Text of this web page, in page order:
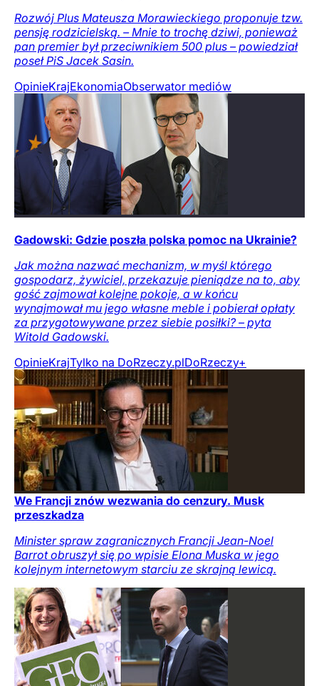
Rozwój Plus Mateusza Morawieckiego proponuje tzw.
pensję rodzicielską. – Mnie to trochę dziwi, ponieważ
pan premier był przeciwnikiem 500 plus – powiedział
poseł PiS Jacek Sasin.
OpinieKrajEkonomiaObserwator mediów
Gadowski: Gdzie poszła polska pomoc na Ukrainie?
Jak można nazwać mechanizm, w myśl którego
gospodarz, żywiciel, przekazuje pieniądze na to, aby
gość zajmował kolejne pokoje, a w końcu
wynajmował mu jego własne meble i pobierał opłaty
za przygotowywane przez siebie posiłki? – pyta
Witold Gadowski.
OpinieKrajTylko na DoRzeczy.plDoRzeczy+
We Francji znów wezwania do cenzury. Musk
przeszkadza
Minister spraw zagranicznych Francji Jean-Noel
Barrot obruszył się po wpisie Elona Muska w jego
kolejnym internetowym starciu ze skrajną lewicą.